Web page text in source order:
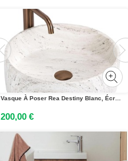
Vasque À Poser Rea Destiny Blanc, Écru, Imitation Pierre
200,00 €